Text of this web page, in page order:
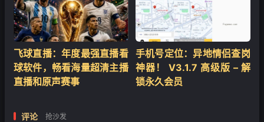
飞球直播：年度最强直播看
球软件，畅看海量超清主播
直播和原声赛事
手机号定位：异地情侣查岗
神器！ V3.1.7 高级版 – 解
锁永久会员
评论 抢沙发